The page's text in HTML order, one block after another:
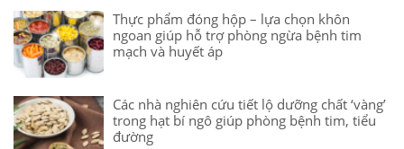
Thực phẩm đóng hộp – lựa chọn khôn
ngoan giúp hỗ trợ phòng ngừa bệnh tim
mạch và huyết áp
Các nhà nghiên cứu tiết lộ dưỡng chất ‘vàng’
trong hạt bí ngô giúp phòng bệnh tim, tiểu
đường